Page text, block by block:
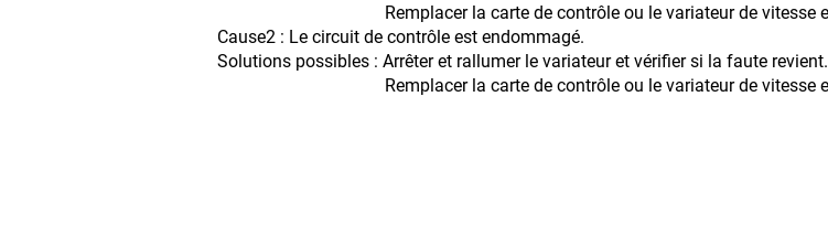
Remplacer la carte de contrôle ou le variateur de vitesse
Cause2 : Le circuit de contrôle est endommagé.
Solutions possibles : Arrêter et rallumer le variateur et vérifier si la faute revient.
Remplacer la carte de contrôle ou le variateur de vitesse